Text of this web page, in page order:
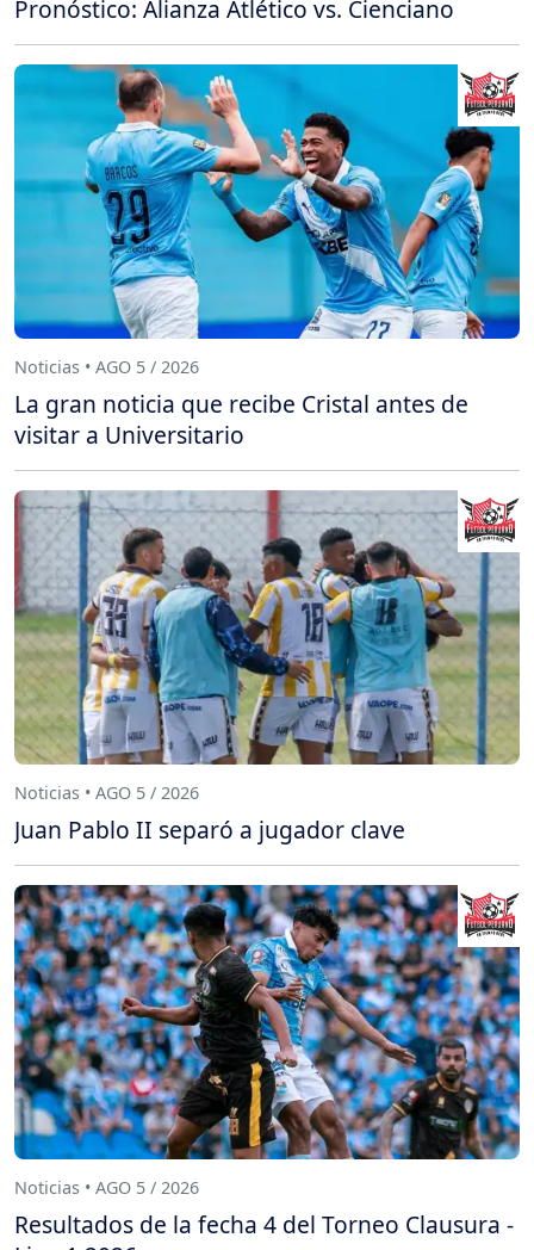
Pronóstico: Alianza Atlético vs. Cienciano
Noticias • AGO 5 / 2026
La gran noticia que recibe Cristal antes de
visitar a Universitario
Noticias • AGO 5 / 2026
Juan Pablo II separó a jugador clave
Noticias • AGO 5 / 2026
Resultados de la fecha 4 del Torneo Clausura -